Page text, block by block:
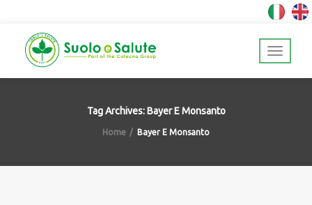
Tag Archives: Bayer E Monsanto
Home Bayer E Monsanto